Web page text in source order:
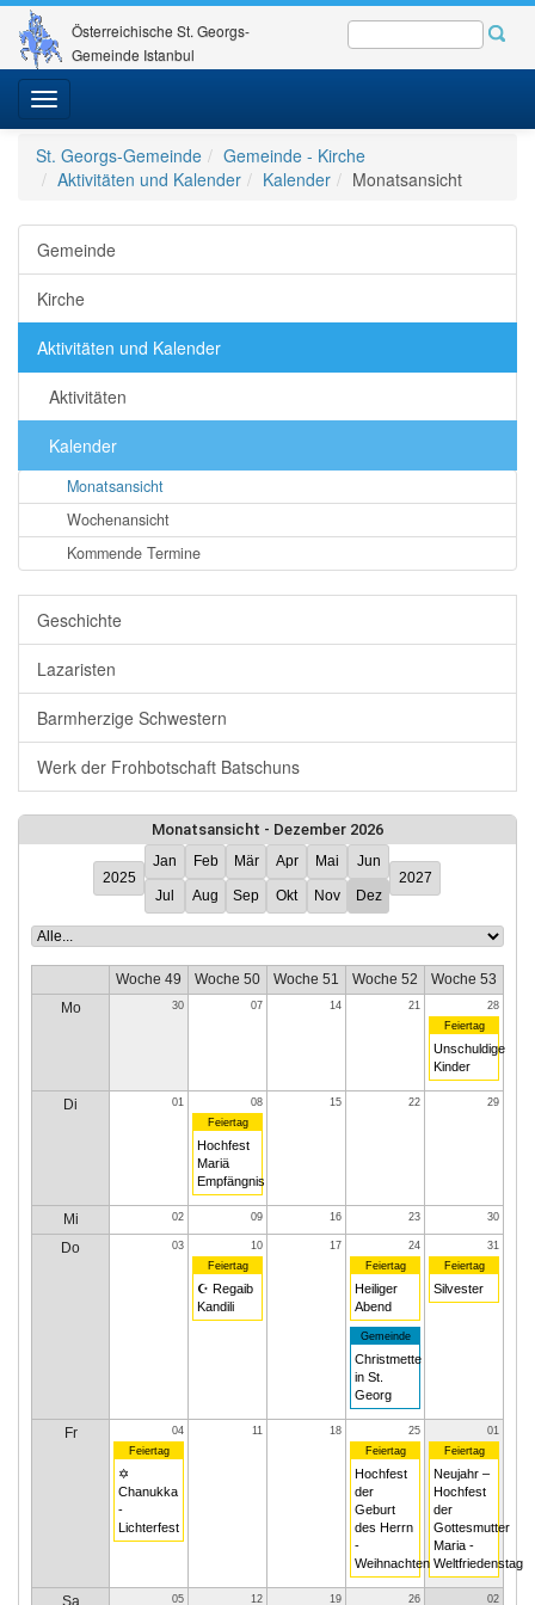
Österreichische St. Georgs-
Gemeinde Istanbul
Toggle
navigation
St. Georgs-Gemeinde
Gemeinde - Kirche
Aktivitäten und Kalender
Kalender Monatsansicht
Gemeinde
Kirche
Aktivitäten und Kalender
Aktivitäten
Kalender
Monatsansicht
Wochenansicht
Kommende Termine
Geschichte
Lazaristen
Barmherzige Schwestern
Werk der Frohbotschaft Batschuns
Monatsansicht - Dezember 2026
2025
Jan Feb Mär Apr Mai Jun
Jul Aug Sep Okt Nov Dez
2027
Woche 49 Woche 50 Woche 51 Woche 52
Woche 53
Mo
30 07 14 21
28
Feiertag
Unschuldige
Kinder
Di 01
08
Feiertag
Hochfest
Mariä
Empfängnis
15 22 29
Mi 02 09 16 23 30
Do 03
10
Feiertag
☪ Regaib
Kandili
17
24
Feiertag
Heiliger
Abend
Gemeinde
Christmette
in St.
Georg
31
Feiertag
Silvester
Fr
04
Feiertag
✡
Chanukka
-
Lichterfest
11 18
25
Feiertag
Hochfest
der
Geburt
des Herrn
-
Weihnachten
01
Feiertag
Neujahr –
Hochfest
der
Gottesmutter
Maria -
Weltfriedenstag
Sa 05 12 19 26 02